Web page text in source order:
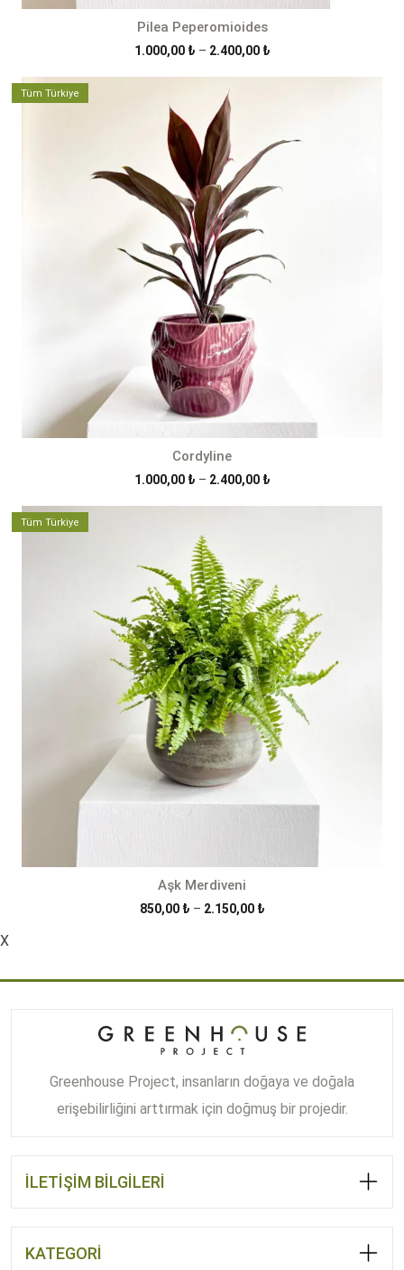
Pilea Peperomioides
1.000,00 ₺ – 2.400,00 ₺Fiyat
Tüm Türkiye
Cordyline
1.000,00 ₺ – 2.400,00 ₺Fiyat
Tüm Türkiye
Aşk Merdiveni
850,00 ₺ – 2.150,00 ₺Fiyat
2.150,00 ₺
X
Greenhouse Project, insanların doğaya ve doğala
erişebilirliğini arttırmak için doğmuş bir projedir.
İLETİŞİM BİLGİLERİ
KATEGORİ